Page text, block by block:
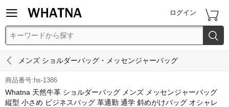
 ログイン 

 メンズ ショルダーバッグ・メッセンジャーバッグ
商品番号:hs-1386
Whatna 天然牛革 ショルダーバッグ メンズ メッセンジャーバッグ
縦型 小さめ ビジネスバッグ 革通勤 通学 斜めがけバッグ オシャレ